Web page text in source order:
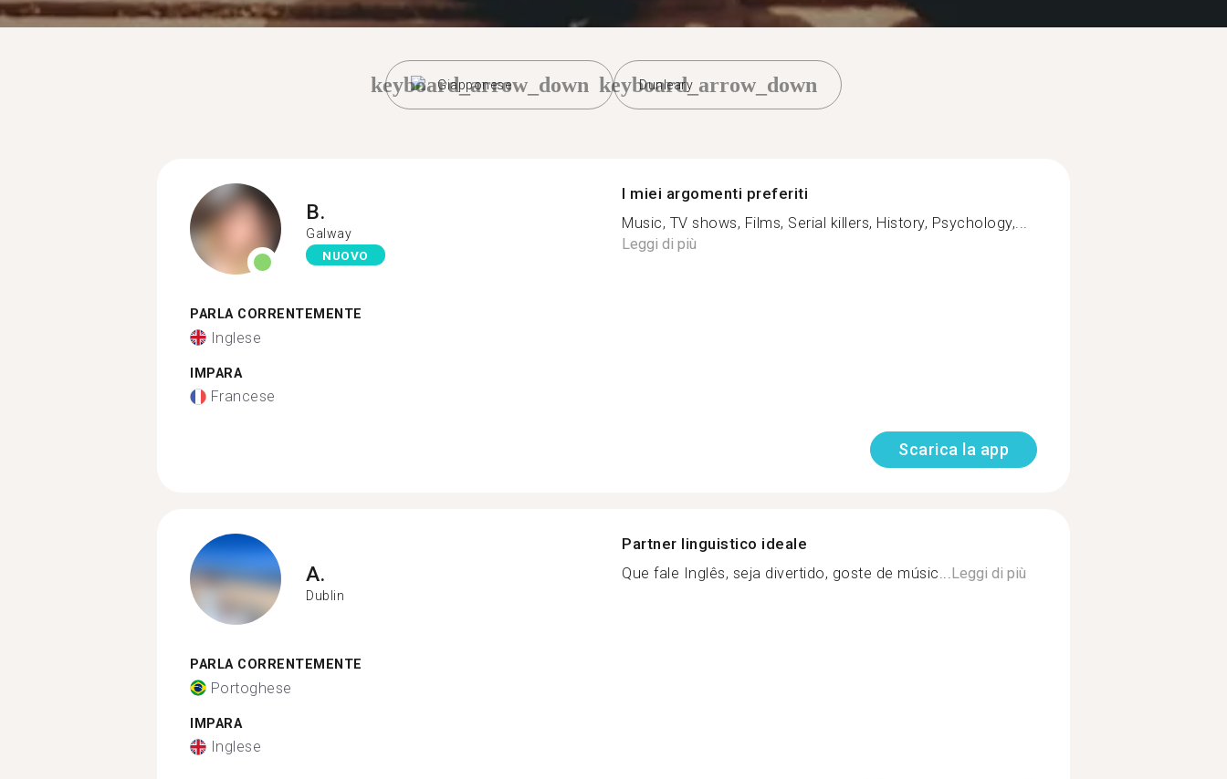
Giapponese
keyboard_arrow_down Dunleary
keyboard_arrow_down
B.
Galway
NUOVO
PARLA CORRENTEMENTE
Inglese
IMPARA
Francese
I miei argomenti preferiti
Music, TV shows, Films, Serial killers, History, Psychology,...
Leggi di più
Scarica la app
A.
Dublin
PARLA CORRENTEMENTE
Portoghese
IMPARA
Inglese
Partner linguistico ideale
Que fale Inglês, seja divertido, goste de músic...Leggi di più